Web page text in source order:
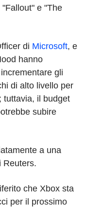
e "The
di Microsoft, e
hanno
gli
di alto livello per
tuttavia, il budget
subire
a una
Reuters.
che Xbox sta
per il prossimo